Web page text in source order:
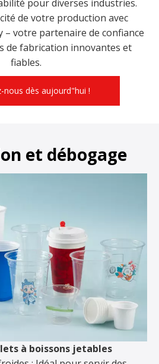
pour diverses industries.
de votre production avec
– votre partenaire de confiance
de fabrication innovantes et
fiables.
nous dès aujourd"hui !
et débogage
à boissons jetables